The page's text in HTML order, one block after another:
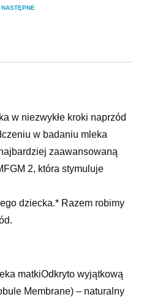
w niezwykłe kroki naprzód
w badaniu mleka
zaawansowaną
2, która stymuluje
dziecka.* Razem robimy
matkiOdkryto wyjątkową
Membrane) – naturalny